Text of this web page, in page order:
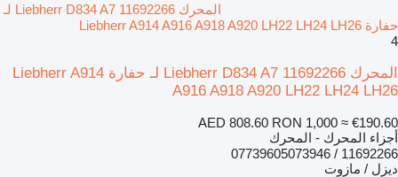
المحرك Liebherr D834 A7 11692266 لـ
حفارة Liebherr A914 A916 A918 A920 LH22 LH24 LH26
4
المحرك Liebherr D834 A7 11692266 لـ حفارة Liebherr A914
A916 A918 A920 LH22 LH24 LH26
AED 808.60 RON 1,000 ≈ €190.60
أجزاء المحرك - المحرك
11692266 / 07739605073946
ديزل / مازوت